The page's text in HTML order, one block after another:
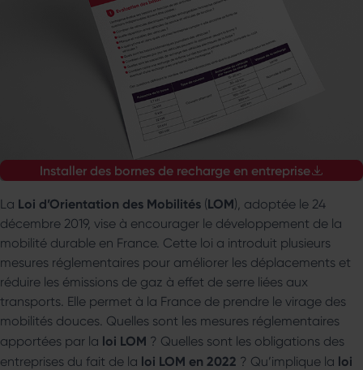
Installer des bornes de recharge en entreprise
La Loi d’Orientation des Mobilités (LOM), adoptée le 24
décembre 2019, vise à encourager le développement de la
mobilité durable en France. Cette loi a introduit plusieurs
mesures réglementaires pour améliorer les déplacements et
réduire les émissions de gaz à effet de serre liées aux
transports. Elle permet à la France de prendre le virage des
mobilités douces. Quelles sont les mesures réglementaires
apportées par la loi LOM ? Quelles sont les obligations des
entreprises du fait de la loi LOM en 2022 ? Qu’implique la loi